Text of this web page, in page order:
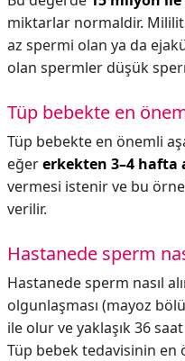
miktarlar normaldir.
az spermi olan ya da
olan spermler düşük
Tüp bebekte en
Tüp bebekte en önemli
eğererkekten 3–4 hafta
vermesi istenir ve bu
verilir.
Hastanede sperm
Hastanede sperm nasıl
olgunlaşması (mayoz
ile olur ve yaklaşık 36
Tüp bebek tedavisinin en